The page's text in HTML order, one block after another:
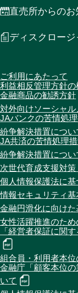
直売所からのお
ディスクロージ
ご利用にあたって
利益相反管理方針の
金融商品の勧誘方針
対外向けソーシャ
JAバンクの苦情処
紛争解決措置につい
JA共済の苦情処理
紛争解決措置につい
次世代育成支援対策
個人情報保護法に
情報セキュリティ
金融円滑化に向け
女性活躍推進のた
「経営者保証に関
組合員・利用者本
金融庁「顧客本位
いて